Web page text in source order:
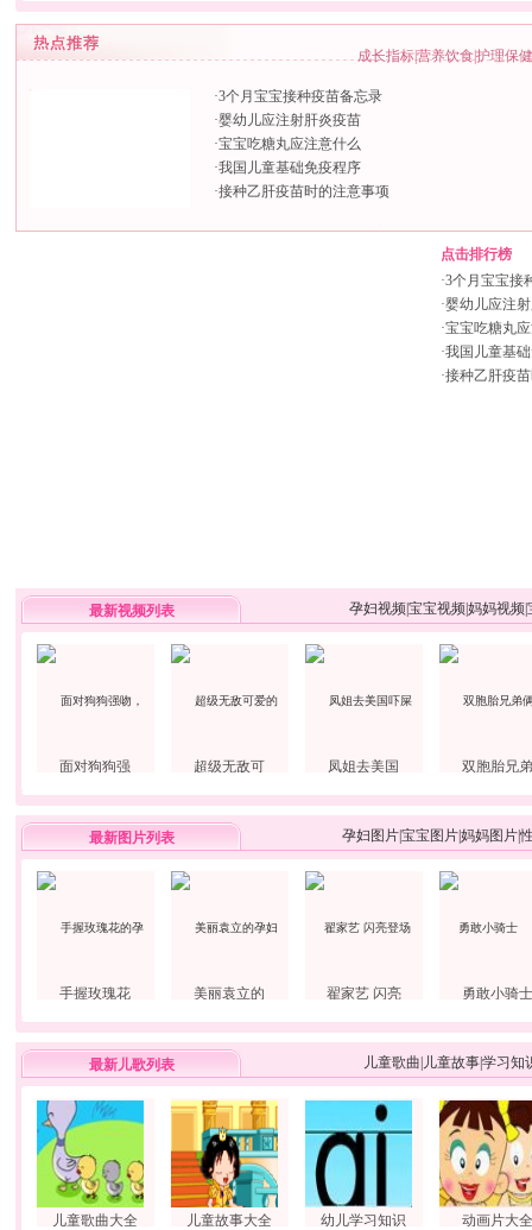
成长指标|营养饮食|护理保健
·3个月宝宝接种疫苗备忘录
·婴幼儿应注射肝炎疫苗
·宝宝吃糖丸应注意什么
·我国儿童基础免疫程序
·接种乙肝疫苗时的注意事项
点击排行榜
·3个月宝宝接
·婴幼儿应注
·宝宝吃糖丸
·我国儿童基
·接种乙肝疫
最新视频列表 孕妇视频宝宝视频妈妈视频
面对狗狗强 超级无敌可 凤姐去美国 双胞胎兄弟
最新图片列表 孕妇图片宝宝图片妈妈图片
手握玫瑰花 美丽袁立的 翟家艺 闪亮 勇敢小骑士
最新儿歌列表 儿童歌曲 儿童故事学习知
儿童歌曲大全 儿童故事大全 幼儿学习知识 动画片大全